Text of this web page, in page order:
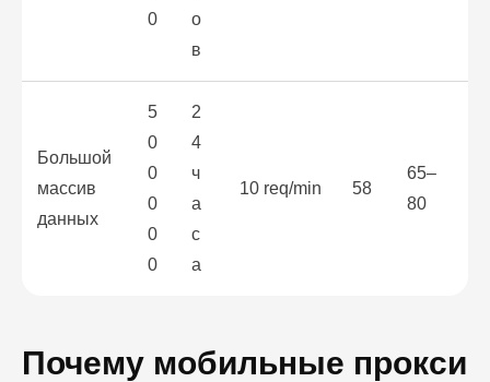
0
о
в
Большой
массив
данных
5
0
0
0
0
0
2
4
ч
а
с
а
10 req/min 58
65–
80
Почему мобильные прокси